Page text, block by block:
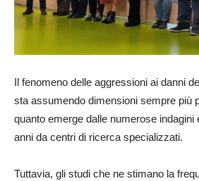
Il fenomeno delle aggressioni ai danni
sta assumendo dimensioni sempre più
quanto emerge dalle numerose indagini
anni da centri di ricerca specializzati.
Tuttavia, gli studi che ne stimano la